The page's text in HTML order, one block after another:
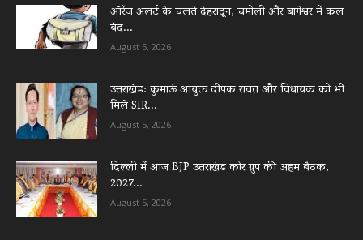
ऑरेंज अलर्ट के चलते देहरादून, चमोली और बागेश्वर में कल
बंद...
August 5, 2026
उत्तराखंड: कुमाऊं आयुक्त दीपक रावत और विधायक को भी
मिले SIR...
August 5, 2026
दिल्ली में आज BJP उत्तराखंड कोर ग्रुप की अहम बैठक,
2027...
August 5, 2026